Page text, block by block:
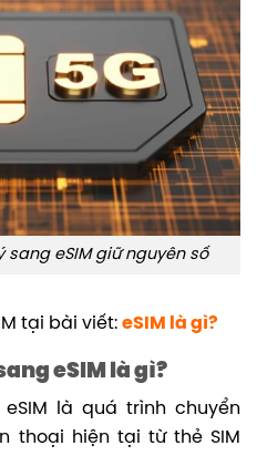
sang eSIM giữ nguyên số
tại bài viết: eSIM là gì?
eSIM là gì?
là quá trình chuyển
thoại hiện tại từ thẻ SIM